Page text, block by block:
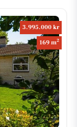
3.995.000 kr
169 m2